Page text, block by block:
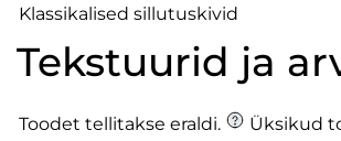
Klassikalised sillutuskivid
Tekstuurid ja
Toodet tellitakse eraldi.
Üksikud